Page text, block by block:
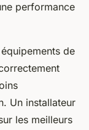
performance
de
Un installateur
les meilleurs